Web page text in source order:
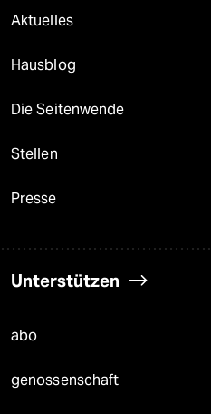
Aktuelles
Hausblog
Die Seitenwende
Stellen
Presse
Unterstützen
abo
genossenschaft